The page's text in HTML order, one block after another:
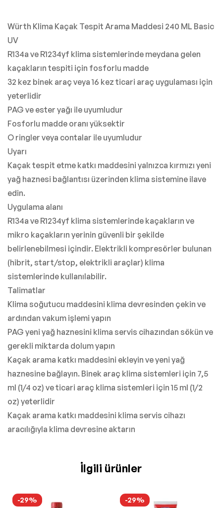
Würth Klima Kaçak Tespit Arama Maddesi 240 ML Basic
UV
R134a ve R1234yf klima sistemlerinde meydana gelen
kaçakların tespiti için fosforlu madde
32 kez binek araç veya 16 kez ticari araç uygulaması için
yeterlidir
PAG ve ester yağı ile uyumludur
Fosforlu madde oranı yüksektir
O ringler veya contalar ile uyumludur
Uyarı
Kaçak tespit etme katkı maddesini yalnızca kırmızı yeni
yağ haznesi bağlantısı üzerinden klima sistemine ilave
edin.
Uygulama alanı
R134a ve R1234yf klima sistemlerinde kaçakların ve
mikro kaçakların yerinin güvenli bir şekilde
belirlenebilmesi içindir. Elektrikli kompresörler bulunan
(hibrit, start/stop, elektrikli araçlar) klima
sistemlerinde kullanılabilir.
Talimatlar
Klima soğutucu maddesini klima devresinden çekin ve
ardından vakum işlemi yapın
PAG yeni yağ haznesini klima servis cihazından sökün ve
gerekli miktarda dolum yapın
Kaçak arama katkı maddesini ekleyin ve yeni yağ
haznesine bağlayın. Binek araç klima sistemleri için 7,5
ml (1/4 oz) ve ticari araç klima sistemleri için 15 ml (1/2
oz) yeterlidir
Kaçak arama katkı maddesini klima servis cihazı
aracılığıyla klima devresine aktarın
İlgili ürünler
-29% -29%